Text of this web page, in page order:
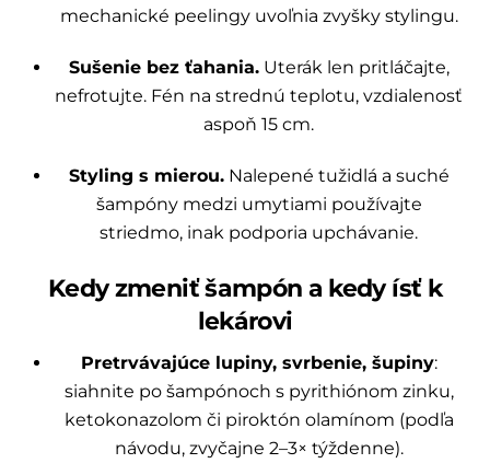
mechanické peelingy uvoľnia zvyšky stylingu.
Sušenie bez ťahania.Uterák len pritláčajte,
nefrotujte. Fén na strednú teplotu, vzdialenosť
aspoň 15 cm.
Styling s mierou.Nalepené tužidlá a suché
šampóny medzi umytiami používajte
striedmo, inak podporia upchávanie.
Kedy zmeniť šampón a kedy ísť k
lekárovi
Pretrvávajúce lupiny, svrbenie, šupiny:
siahnite po šampónoch s pyrithiónom zinku,
ketokonazolom či piroktón olamínom (podľa
návodu, zvyčajne 2–3× týždenne).